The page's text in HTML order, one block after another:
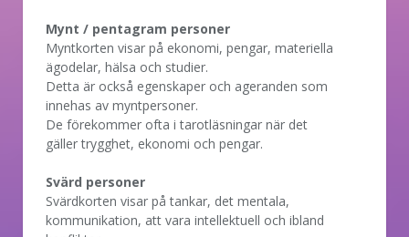
Mynt / pentagram personer
Myntkorten visar på ekonomi, pengar, materiella
ägodelar, hälsa och studier.
Detta är också egenskaper och ageranden som
innehas av myntpersoner.
De förekommer ofta i tarotläsningar när det
gäller trygghet, ekonomi och pengar.
Svärd personer
Svärdkorten visar på tankar, det mentala,
kommunikation, att vara intellektuell och ibland